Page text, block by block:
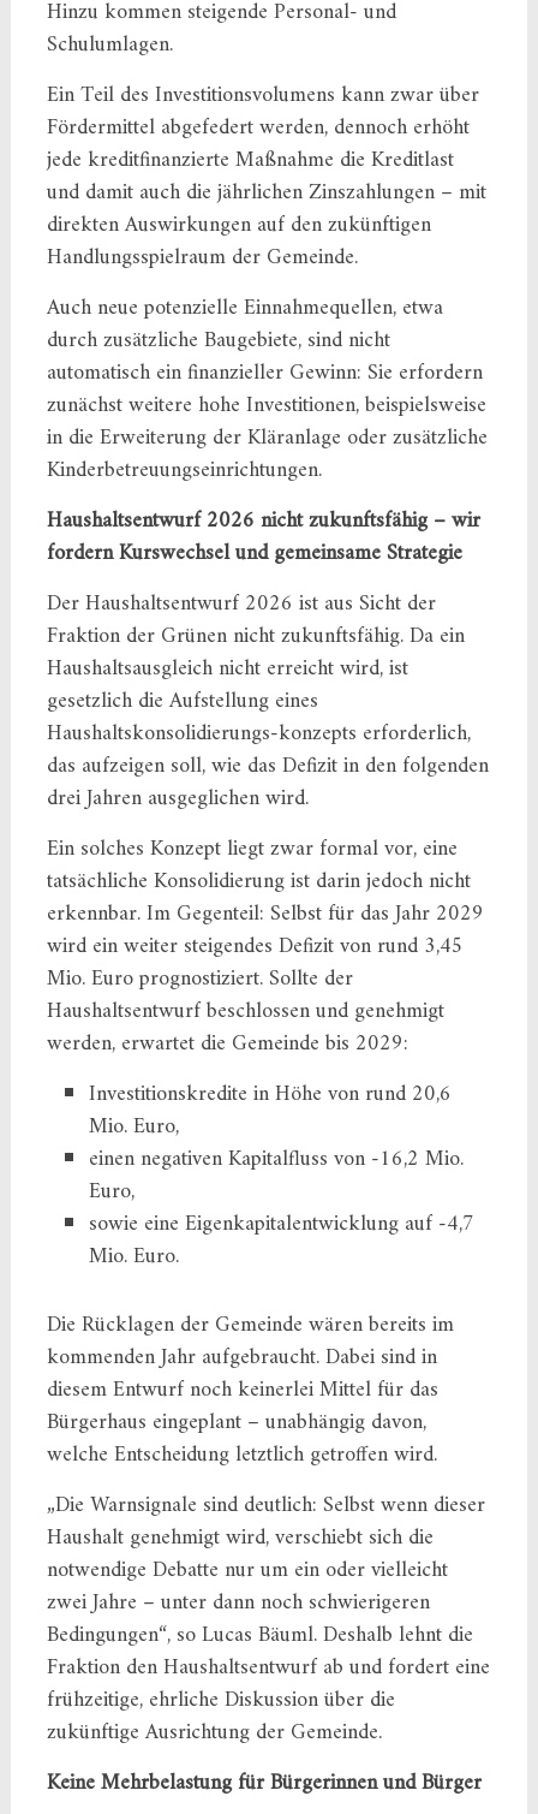
Hinzu kommen steigende Personal- und
Schulumlagen.
Ein Teil des Investitionsvolumens kann zwar über
Fördermittel abgefedert werden, dennoch erhöht
jede kreditfinanzierte Maßnahme die Kreditlast
und damit auch die jährlichen Zinszahlungen – mit
direkten Auswirkungen auf den zukünftigen
Handlungsspielraum der Gemeinde.
Auch neue potenzielle Einnahmequellen, etwa
durch zusätzliche Baugebiete, sind nicht
automatisch ein finanzieller Gewinn: Sie erfordern
zunächst weitere hohe Investitionen, beispielsweise
in die Erweiterung der Kläranlage oder zusätzliche
Kinderbetreuungseinrichtungen.
Haushaltsentwurf 2026 nicht zukunftsfähig – wir
fordern Kurswechsel und gemeinsame Strategie
Der Haushaltsentwurf 2026 ist aus Sicht der
Fraktion der Grünen nicht zukunftsfähig. Da ein
Haushaltsausgleich nicht erreicht wird, ist
gesetzlich die Aufstellung eines
Haushaltskonsolidierungs-konzepts erforderlich,
das aufzeigen soll, wie das Defizit in den folgenden
drei Jahren ausgeglichen wird.
Ein solches Konzept liegt zwar formal vor, eine
tatsächliche Konsolidierung ist darin jedoch nicht
erkennbar. Im Gegenteil: Selbst für das Jahr 2029
wird ein weiter steigendes Defizit von rund 3,45
Mio. Euro prognostiziert. Sollte der
Haushaltsentwurf beschlossen und genehmigt
werden, erwartet die Gemeinde bis 2029:
Investitionskredite in Höhe von rund 20,6
Mio. Euro,
einen negativen Kapitalfluss von -16,2 Mio.
Euro,
sowie eine Eigenkapitalentwicklung auf -4,7
Mio. Euro.
Die Rücklagen der Gemeinde wären bereits im
kommenden Jahr aufgebraucht. Dabei sind in
diesem Entwurf noch keinerlei Mittel für das
Bürgerhaus eingeplant – unabhängig davon,
welche Entscheidung letztlich getroffen wird.
„Die Warnsignale sind deutlich: Selbst wenn dieser
Haushalt genehmigt wird, verschiebt sich die
notwendige Debatte nur um ein oder vielleicht
zwei Jahre – unter dann noch schwierigeren
Bedingungen“, so Lucas Bäuml. Deshalb lehnt die
Fraktion den Haushaltsentwurf ab und fordert eine
frühzeitige, ehrliche Diskussion über die
zukünftige Ausrichtung der Gemeinde.
Keine Mehrbelastung für Bürgerinnen und Bürger